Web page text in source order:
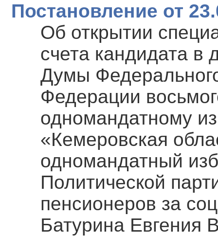
Постановление от
Об открытии
счета кандидата в
Думы
Федерации
одномандатному
«Кемеровская
одномандатный
Политической
пенсионеров за
Батурина Евгения